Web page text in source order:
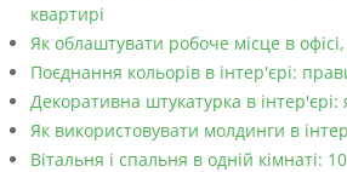
квартирі
Як облаштувати робоче місце в
Поєднання кольорів в інтер'єрі:
Декоративна штукатурка в
Як використовувати молдинги в
Вітальня і спальня в одній кімнаті: